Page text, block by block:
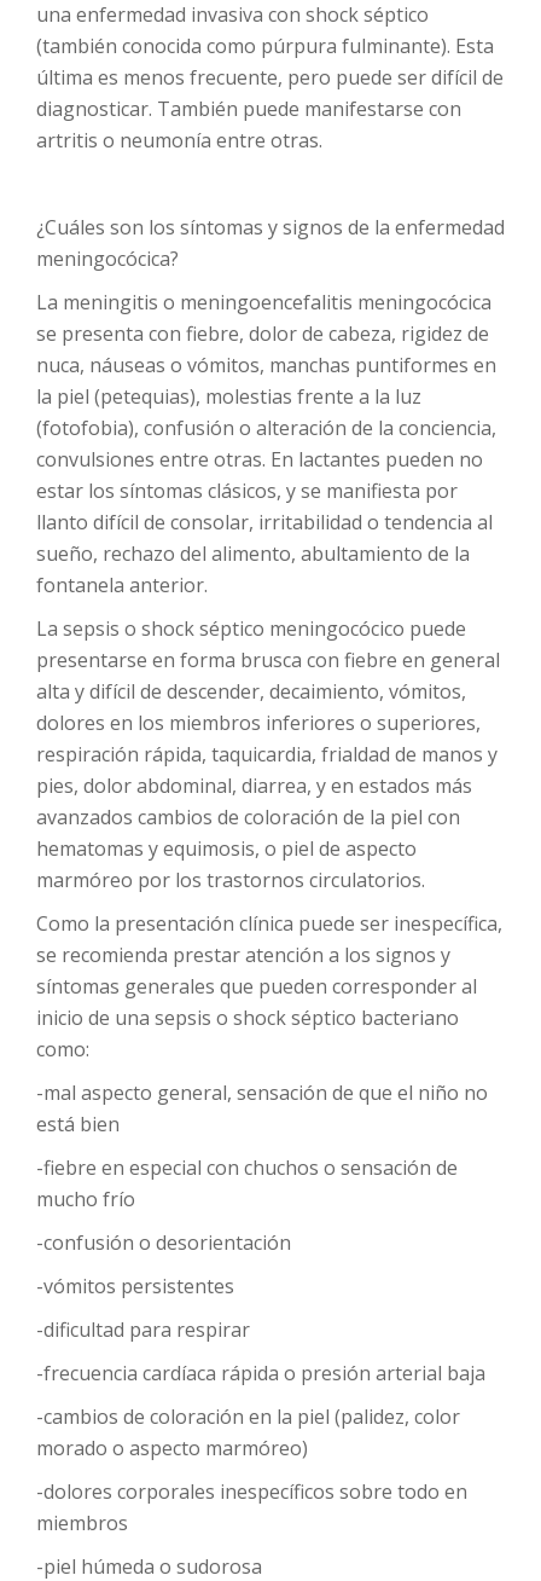
una enfermedad invasiva con shock séptico
(también conocida como púrpura fulminante). Esta
última es menos frecuente, pero puede ser difícil de
diagnosticar. También puede manifestarse con
artritis o neumonía entre otras.
¿Cuáles son los síntomas y signos de la enfermedad
meningocócica?
La meningitis o meningoencefalitis meningocócica
se presenta con fiebre, dolor de cabeza, rigidez de
nuca, náuseas o vómitos, manchas puntiformes en
la piel (petequias), molestias frente a la luz
(fotofobia), confusión o alteración de la conciencia,
convulsiones entre otras. En lactantes pueden no
estar los síntomas clásicos, y se manifiesta por
llanto difícil de consolar, irritabilidad o tendencia al
sueño, rechazo del alimento, abultamiento de la
fontanela anterior.
La sepsis o shock séptico meningocócico puede
presentarse en forma brusca con fiebre en general
alta y difícil de descender, decaimiento, vómitos,
dolores en los miembros inferiores o superiores,
respiración rápida, taquicardia, frialdad de manos y
pies, dolor abdominal, diarrea, y en estados más
avanzados cambios de coloración de la piel con
hematomas y equimosis, o piel de aspecto
marmóreo por los trastornos circulatorios.
Como la presentación clínica puede ser inespecífica,
se recomienda prestar atención a los signos y
síntomas generales que pueden corresponder al
inicio de una sepsis o shock séptico bacteriano
como:
-mal aspecto general, sensación de que el niño no
está bien
-fiebre en especial con chuchos o sensación de
mucho frío
-confusión o desorientación
-vómitos persistentes
-dificultad para respirar
-frecuencia cardíaca rápida o presión arterial baja
-cambios de coloración en la piel (palidez, color
morado o aspecto marmóreo)
-dolores corporales inespecíficos sobre todo en
miembros
-piel húmeda o sudorosa